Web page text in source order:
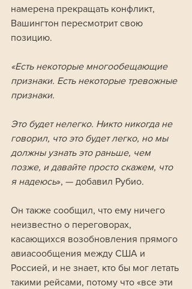
намерена прекращать конфликт,
Вашингтон пересмотрит свою
позицию.
«Есть некоторые многообещающие
признаки. Есть некоторые тревожные
признаки.
Это будет нелегко. Никто никогда не
говорил, что это будет легко, но мы
должны узнать это раньше, чем
позже, и давайте просто скажем, что
я надеюсь», — добавил Рубио.
Он также сообщил, что ему ничего
неизвестно о переговорах,
касающихся возобновления прямого
авиасообщения между США и
Россией, и не знает, кто бы мог летать
такими рейсами, потому что «все эти